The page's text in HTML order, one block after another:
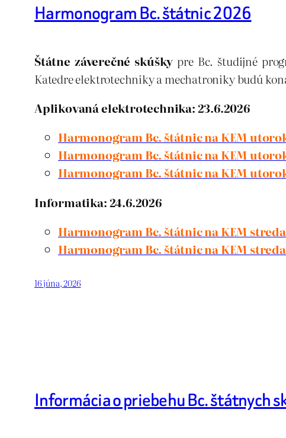
Harmonogram Bc. štátnic 2026
Štátne záverečné skúšky pre Bc. študijné
Katedre elektrotechniky a mechatroniky budú
Aplikovaná elektrotechnika: 23.6.2026
Harmonogram Bc. štátnic na KEM
Harmonogram Bc. štátnic na KEM
Harmonogram Bc. štátnic na KEM
Informatika: 24.6.2026
Harmonogram Bc. štátnic na KEM
Harmonogram Bc. štátnic na KEM
16 júna, 2026
Informácia o priebehu Bc. štátnych